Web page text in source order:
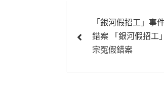
章
覽
「銀河假招工」事
錯案 「銀河假招工
宗冤假錯案